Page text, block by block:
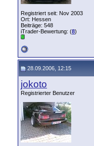
Registriert seit: Nov 2003
Ort: Hessen
Beiträge: 548
iTrader-Bewertung: (8)
28.09.2006, 12:15
jokoto
Registrierter Benutzer